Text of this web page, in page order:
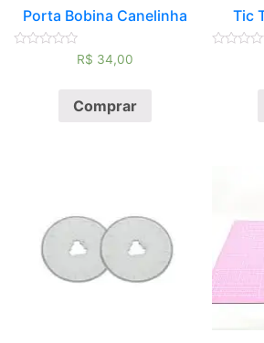
Porta Bobina Canelinha
R$ 34,00
Comprar
Tic